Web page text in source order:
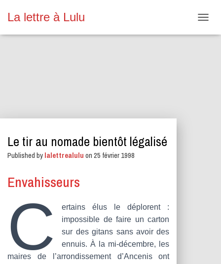
La lettre à Lulu
U
Le tir au nomade bientôt légalisé
Published bylalettrealuluon25 février 1998
Envahisseurs
C
ertains élus le déplorent :
impossible de faire un carton
sur des gitans sans avoir des
ennuis. À la mi-décembre, les
maires de l’arrondissement d’Ancenis ont